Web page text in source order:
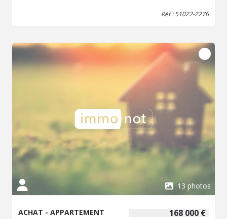
Réf : 51022-2276
13 photos
168 000 €
ACHAT - APPARTEMENT